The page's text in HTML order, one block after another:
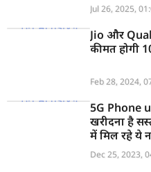
Jul 26, 2025,
Jio और
कीमत होगी
Feb 28, 2024,
5G Phone
खरीदना है
में मिल रहे ये
Dec 25, 2023,